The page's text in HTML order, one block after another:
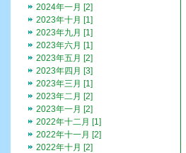
2024年一月 [2]
2023年十月 [1]
2023年九月 [1]
2023年六月 [1]
2023年五月 [2]
2023年四月 [3]
2023年三月 [1]
2023年二月 [2]
2023年一月 [2]
2022年十二月 [1]
2022年十一月 [2]
2022年十月 [2]